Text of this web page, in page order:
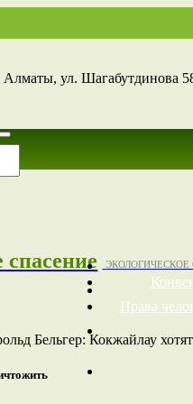
Алматы, ул. Шагабутдинова
спасение
Права
Бельгер: Кокжайлау